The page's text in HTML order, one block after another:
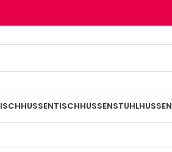
TISCHHUSSENSTUHLHUSSEN